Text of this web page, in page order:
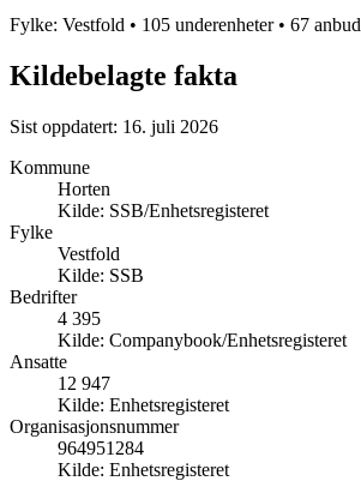
Fylke: Vestfold • 105 underenheter• 67 anbud
Kildebelagte fakta
Sist oppdatert: 16. juli 2026
Kommune
Horten
Kilde: SSB/Enhetsregisteret
Fylke
Vestfold
Kilde: SSB
Bedrifter
4 395
Kilde: Companybook/Enhetsregisteret
Ansatte
12 947
Kilde: Enhetsregisteret
Organisasjonsnummer
964951284
Kilde: Enhetsregisteret